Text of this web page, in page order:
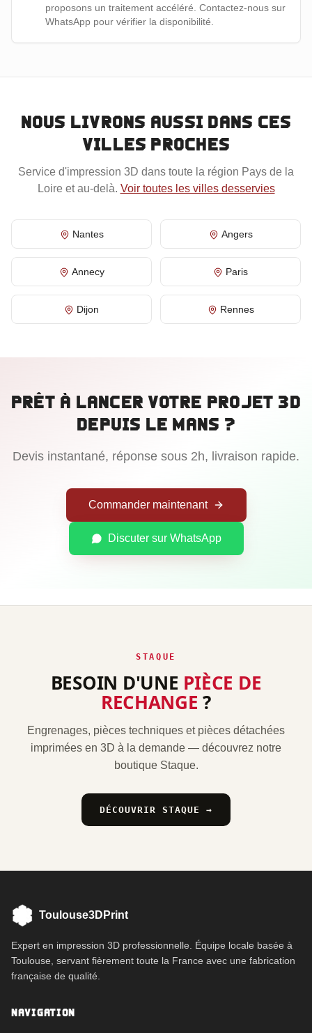
proposons un traitement accéléré. Contactez-nous sur
WhatsApp pour vérifier la disponibilité.
Nous livrons aussi dans ces
villes proches
Service d'impression 3D dans toute la région Pays de la
Loire et au-delà. Voir toutes les villes desservies
Nantes Angers
Annecy Paris
Dijon Rennes
Prêt à lancer votre projet 3D
depuis Le Mans ?
Devis instantané, réponse sous 2h, livraison rapide.
Commander maintenant
Discuter sur WhatsApp
STAQUE
BESOIN D'UNE PIÈCE DE
RECHANGE ?
Engrenages, pièces techniques et pièces détachées
imprimées en 3D à la demande — découvrez notre
boutique Staque.
DÉCOUVRIR STAQUE →
Toulouse3DPrint
Expert en impression 3D professionnelle. Équipe locale basée à
Toulouse, servant fièrement toute la France avec une fabrication
française de qualité.
NAVIGATION